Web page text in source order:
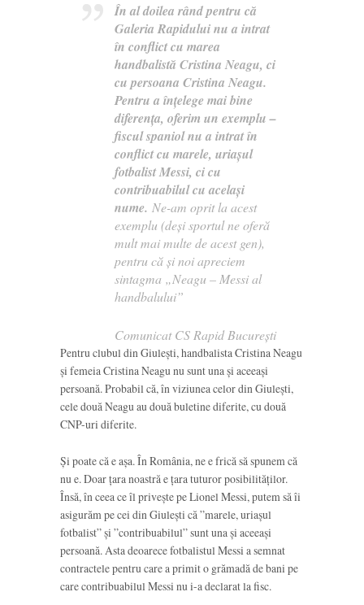
În al doilea rând pentru că
Galeria Rapidului nu a intrat
în conflict cu marea
handbalistă Cristina Neagu, ci
cu persoana Cristina Neagu.
Pentru a înțelege mai bine
diferența, oferim un exemplu –
fiscul spaniol nu a intrat în
conflict cu marele, uriașul
fotbalist Messi, ci cu
contribuabilul cu același
nume. Ne-am oprit la acest
exemplu (deși sportul ne oferă
mult mai multe de acest gen),
pentru că și noi apreciem
sintagma „Neagu – Messi al
handbalului”
Comunicat CS Rapid București
Pentru clubul din Giulești, handbalista Cristina Neagu
și femeia Cristina Neagu nu sunt una și aceeași
persoană. Probabil că, în viziunea celor din Giulești,
cele două Neagu au două buletine diferite, cu două
CNP-uri diferite.
Și poate că e așa. În România, ne e frică să spunem că
nu e. Doar țara noastră e țara tuturor posibilităților.
Însă, în ceea ce îl privește pe Lionel Messi, putem să îi
asigurăm pe cei din Giulești că ”marele, uriașul
fotbalist” și ”contribuabilul” sunt una și aceeași
persoană. Asta deoarece fotbalistul Messi a semnat
contractele pentru care a primit o grămadă de bani pe
care contribuabilul Messi nu i-a declarat la fisc.